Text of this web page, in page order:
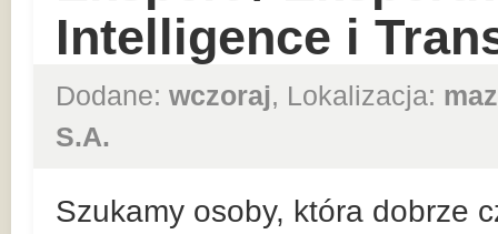
Intelligence i
Dodane: wczoraj, Lokalizacja:
S.A.
Szukamy osoby, która dobrze